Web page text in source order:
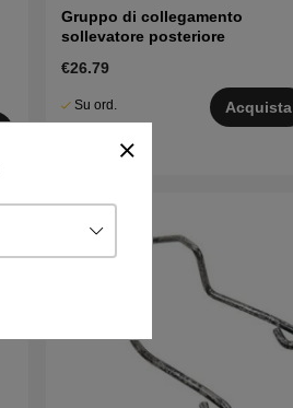
Gruppo di collegamento
sollevatore posteriore
€26.79
Su ord.
Acquista